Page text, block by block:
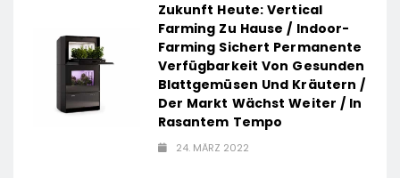
Zukunft Heute: Vertical
Farming Zu Hause / Indoor-
Farming Sichert Permanente
Verfügbarkeit Von Gesunden
Blattgemüsen Und Kräutern /
Der Markt Wächst Weiter / In
Rasantem Tempo
24. MÄRZ 2022